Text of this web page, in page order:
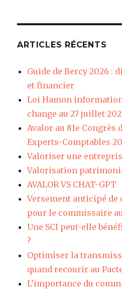
ARTICLES RÉCENTS
Guide de Bercy 2026 :
et financier
Loi Hamon
change au 27 juillet
Avalor au 81e Congrès
Experts-Comptables
Valoriser une
Valorisation
AVALOR VS CHAT-GPT
Versement anticipé de
pour le commissaire
Une SCI peut-elle
?
Optimiser la
quand recourir au
L’importance du